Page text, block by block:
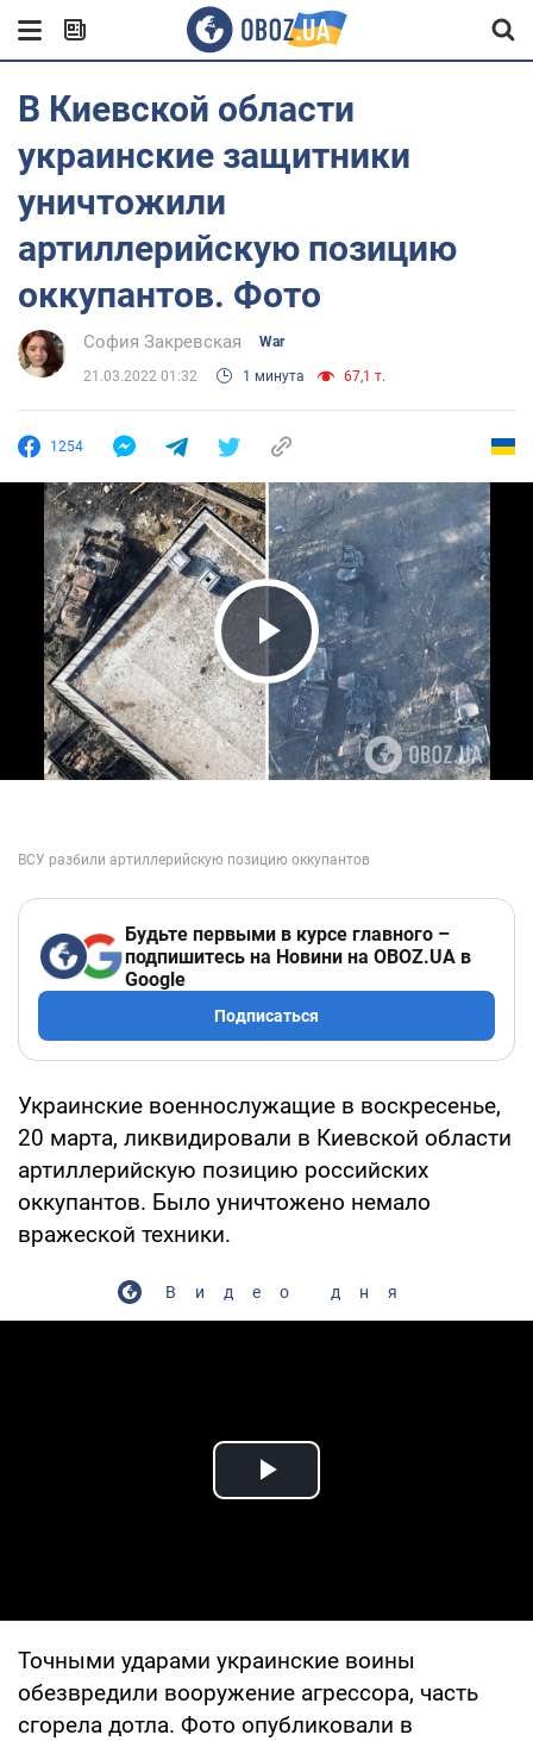
В Киевской области
украинские защитники
уничтожили
артиллерийскую позицию
оккупантов. Фото
София Закревская War
21.03.2022 01:32 1 минута 67,1 т.
1254
Play Video
Будьте первыми в курсе главного –
подпишитесь на Новини на OBOZ.UA в
Google
Подписаться
Украинские военнослужащие в воскресенье,
20 марта, ликвидировали в Киевской области
артиллерийскую позицию российских
оккупантов. Было уничтожено немало
вражеской техники.
Видео дня
Play Video
Точными ударами украинские воины
обезвредили вооружение агрессора, часть
сгорела дотла. Фото опубликовали в